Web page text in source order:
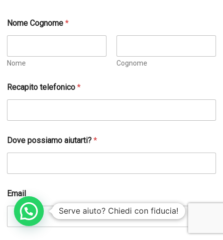
Nome Cognome*
Nome Cognome
Recapito telefonico*
i
c
s
t
a
N
Dove possiamo aiutarti?*
Email
Serve aiuto? Chiedi con fiducia!